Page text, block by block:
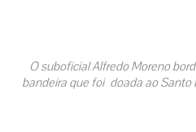
O suboficial Alfredo Moreno
bandeira que foi doada ao Santo